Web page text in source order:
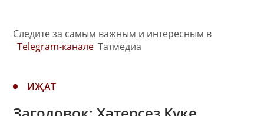
Следите за самым важным и интересным в
Telegram-канале Татмедиа
ИҖАТ